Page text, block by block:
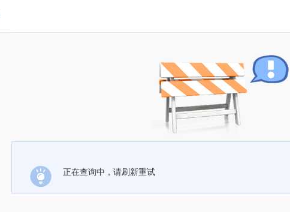
正在查询中，请刷新重试